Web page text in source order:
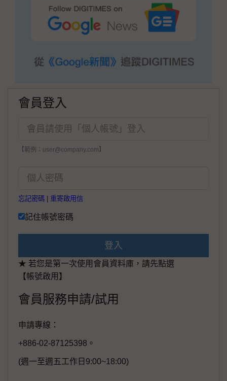
會員登入
【範例：user@company.com】
忘記密碼 重寄啟用信
記住帳號密碼
登入
★ 若您是第一次使用會員資料庫，請先點選
【帳號啟用】
會員服務申請/試用
申請專線：
+886-02-87125398。
(週一至週五工作日9:00~18:00)